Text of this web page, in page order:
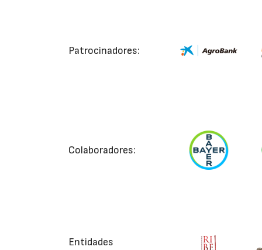
Patrocinadores:
Colaboradores:
Entidades